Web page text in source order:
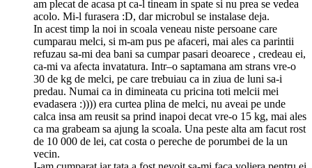
am plecat de acasa pt ca-l tineam in spate si nu prea se vedea
acolo. Mi-l furasera :D, dar microbul se instalase deja.
In acest timp la noi in scoala veneau niste persoane care
cumparau melci, si m-am pus pe afaceri, mai ales ca parintii
refuzau sa-mi dea bani sa cumpar pasari deoarece , credeau ei,
ca-mi va afecta invatatura. Intr–o saptamana am strans vre-o
30 de kg de melci, pe care trebuiau ca in ziua de luni sa-i
predau. Numai ca in dimineata cu pricina toti melcii mei
evadasera :)))) era curtea plina de melci, nu aveai pe unde
calca insa am reusit sa prind inapoi decat vre-o 15 kg, mai ales
ca ma grabeam sa ajung la scoala. Una peste alta am facut rost
de 10 000 de lei, cat costa o pereche de porumbei de la un
vecin.